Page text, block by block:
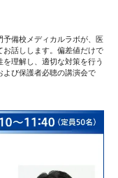
予備校メディカルラボが、医
お話しします。偏差値だけで
理解し、適切な対策を行う
よび保護者必聴の講演会で